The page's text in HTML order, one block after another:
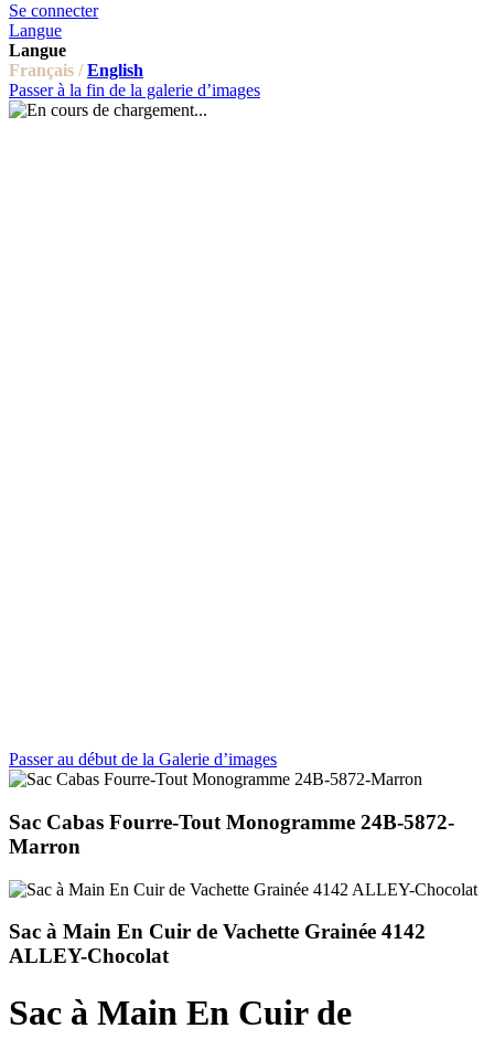
Se connecter
Langue
Langue
Français / English
Passer à la fin de la galerie d’images
Passer au début de la Galerie d’images
Sac Cabas Fourre-Tout Monogramme 24B-5872-
Marron
Sac à Main En Cuir de Vachette Grainée 4142
ALLEY-Chocolat
Sac à Main En Cuir de